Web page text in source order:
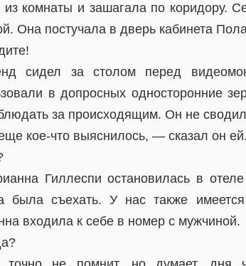
комнаты и зашагала по коридору.
Она постучала в дверь кабинета
сидел за столом перед
в допросных односторонние
за происходящим. Он не
кое-что выяснилось, — сказал он ей.
Гиллеспи остановилась в
была съехать. У нас также
входила к себе в номер с мужчиной.